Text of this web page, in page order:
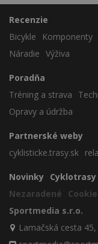
Recenzie
Bicykle
Komponenty
Náradie Výživa
Poradňa
Tréning a strava
Opravy a údržba
Partnerské weby
cyklisticke.trasy.sk
Novinky Cyklotrasy
Nezaradené
Sportmedia s.r.o.
Lamačská cesta